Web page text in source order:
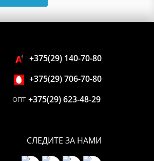
+375(29) 140-70-80
+375(29) 706-70-80
ОПТ +375(29) 623-48-29
СЛЕДИТЕ ЗА НАМИ